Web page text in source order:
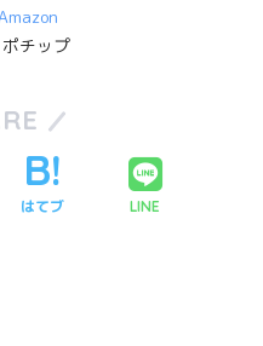
ポチップ
はてブ LINE